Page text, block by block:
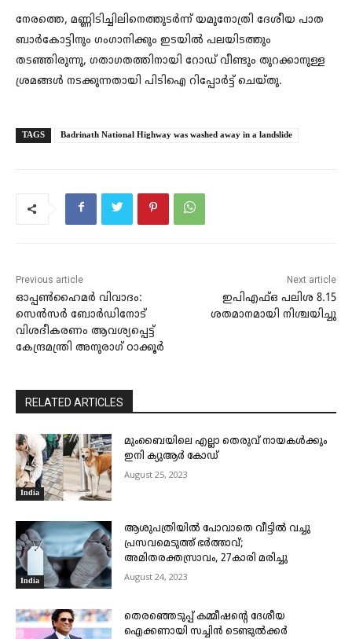
നേരത്തെ, മണ്ണിടിച്ചിലിനെത്തുടർന്ന് യമുനോത്രി ദേശീയ പാത
ബാർകോട്ടിനും ഗംഗാനിക്കും ഇടയിൽ പലയിടത്തും
തടഞ്ഞിരുന്നു, ഗതാഗതത്തിനായി റോഡ് വീണ്ടും തുറക്കാനുള്ള
ശ്രമങ്ങൾ നടക്കുന്നതായി പിടിഐ റിപ്പോർട്ട് ചെയ്തു.
TAGS Badrinath National Highway was washed away in a landslide
Previous article
ഓപ്പൺഹൈമർ വിവാദം:
സെൻസർ ബോർഡിനോട്
വിശദീകരണം ആവശ്യപ്പെട്ട്
കേന്ദ്രമന്ത്രി അനുരാ​ഗ് ഠാക്കൂർ
Next article
ഇപിഎഫ്ഒ പലിശ 8.15
ശതമാനമായി നിശ്ചയിച്ചു
RELATED ARTICLES
India
മുംബൈയിലെ എല്ലാ തെരുവ് നായകൾക്കും
ഇനി ക്യുആർ കോഡ്
August 25, 2023
India
ആശുപത്രിയിൽ പോവാതെ വീട്ടിൽ വച്ചു
പ്രസവമെടുത്ത് ഭർത്താവ്;
അമിതരക്തസ്രാവം, 27കാരി മരിച്ചു
August 24, 2023
തെരഞ്ഞെടുപ്പ് കമ്മീഷന്റെ ദേശീയ
ഐക്കണായി സച്ചിൻ ടെ​ണ്ടു​ൽ​ക്കർ